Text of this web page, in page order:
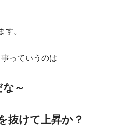
す。
っていうのは
～
抜けて上昇か？